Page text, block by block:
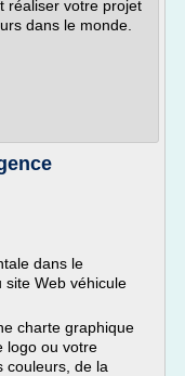
réaliser votre projet
dans le monde.
dans le
site Web véhicule
charte graphique
logo ou votre
couleurs, de la